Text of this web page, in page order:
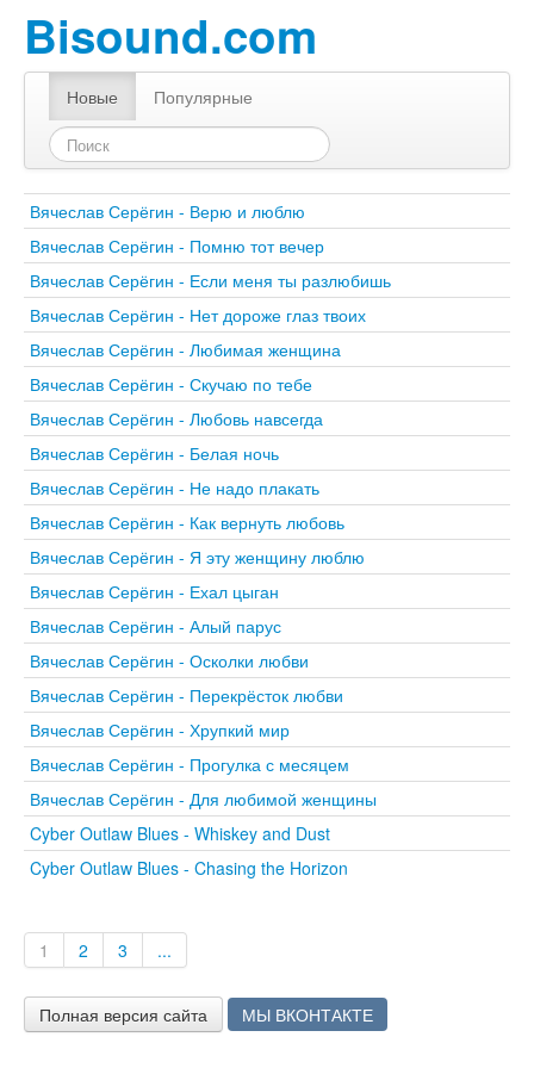
Bisound.com
Новые Популярные
Вячеслав Серёгин - Верю и люблю
Вячеслав Серёгин - Помню тот вечер
Вячеслав Серёгин - Если меня ты разлюбишь
Вячеслав Серёгин - Нет дороже глаз твоих
Вячеслав Серёгин - Любимая женщина
Вячеслав Серёгин - Скучаю по тебе
Вячеслав Серёгин - Любовь навсегда
Вячеслав Серёгин - Белая ночь
Вячеслав Серёгин - Не надо плакать
Вячеслав Серёгин - Как вернуть любовь
Вячеслав Серёгин - Я эту женщину люблю
Вячеслав Серёгин - Ехал цыган
Вячеслав Серёгин - Алый парус
Вячеслав Серёгин - Осколки любви
Вячеслав Серёгин - Перекрёсток любви
Вячеслав Серёгин - Хрупкий мир
Вячеслав Серёгин - Прогулка с месяцем
Вячеслав Серёгин - Для любимой женщины
Cyber Outlaw Blues - Whiskey and Dust
Cyber Outlaw Blues - Chasing the Horizon
1 2 3 ...
Полная версия сайта МЫ ВКОНТАКТЕ